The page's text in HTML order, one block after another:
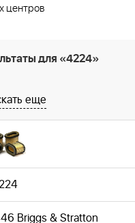
центров
для «4224»
еще
Briggs & Stratton